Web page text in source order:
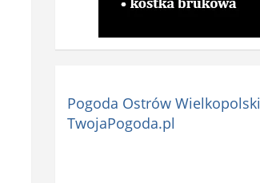
Pogoda Ostrów Wielkopolski
TwojaPogoda.pl